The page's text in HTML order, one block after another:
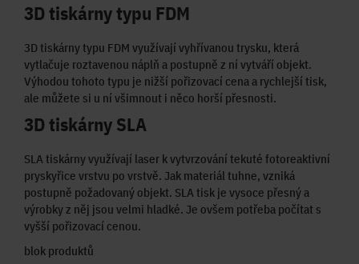
3D tiskárny typu FDM
3D tiskárny typu FDM využívají vyhřívanou trysku, která
vytlačuje roztavenou náplň a postupně z ní vytváří objekt.
Výhodou tohoto typu je nižší pořizovací cena a rychlejší tisk,
ale můžete si u ní všimnout i něco horší přesnosti.
3D tiskárny SLA
SLA tiskárny využívají laser k vytvrzování tekuté fotoreaktivní
pryskyřice vrstvu po vrstvě. Jak materiál tuhne, vzniká
postupně požadovaný objekt. SLA tisk je vysoce přesný a
výrobky z něj jsou velmi hladké. Je ovšem potřeba počítat s
vyšší pořizovací cenou.
blok produktů